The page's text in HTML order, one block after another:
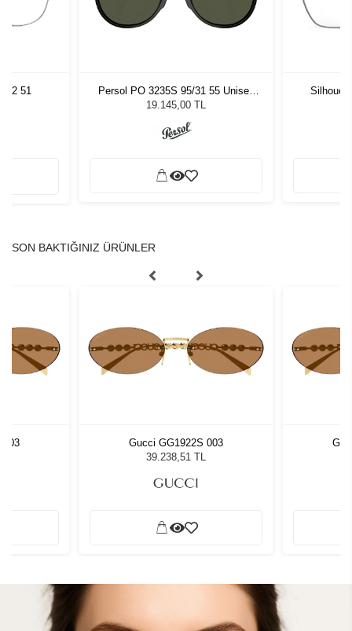
51
Persol PO 3235S 95/31 55 Unisex
Güneş Gözlüğü
19.145,00 TL
SON BAKTIĞINIZ ÜRÜNLER
003
Gucci GG1922S 003
39.238,51 TL